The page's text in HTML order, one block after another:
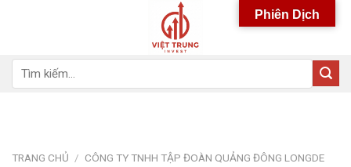
kiếm:
TRANG CHỦ / CÔNG TY TNHH TẬP ĐOÀN QUẢNG ĐÔNG LONGDE
Phiên Dịch